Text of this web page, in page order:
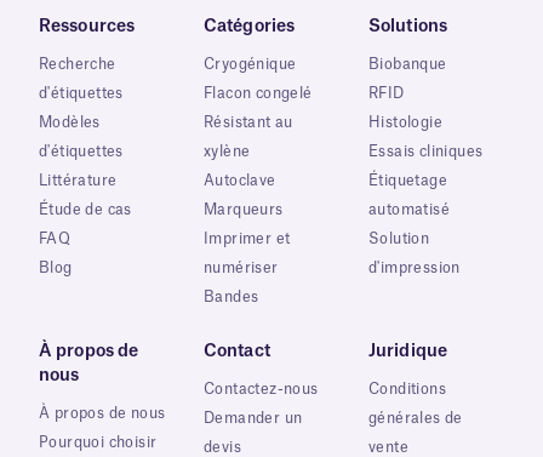
Ressources
Recherche
d'étiquettes
Modèles
d'étiquettes
Littérature
Étude de cas
FAQ
Blog
Catégories
Cryogénique
Flacon congelé
Résistant au
xylène
Autoclave
Marqueurs
Imprimer et
numériser
Bandes
Solutions
Biobanque
RFID
Histologie
Essais cliniques
Étiquetage
automatisé
Solution
d'impression
À propos de
nous
À propos de nous
Pourquoi choisir
Contact
Contactez-nous
Demander un
devis
Juridique
Conditions
générales de
vente